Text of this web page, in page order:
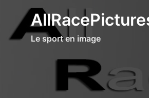
contenu
Le sport en image